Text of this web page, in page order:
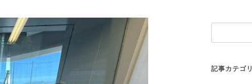
記事カテゴリ